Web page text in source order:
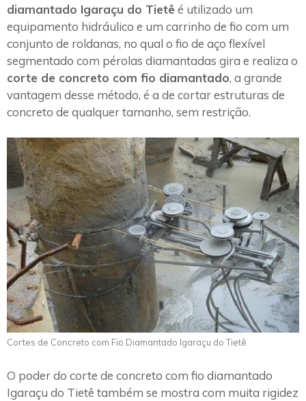
diamantado Igaraçu do Tietê é utilizado um
equipamento hidráulico e um carrinho de fio com um
conjunto de roldanas, no qual o fio de aço flexível
segmentado com pérolas diamantadas gira e realiza o
corte de concreto com fio diamantado, a grande
vantagem desse método, é a de cortar estruturas de
concreto de qualquer tamanho, sem restrição.
Cortes de Concreto com Fio Diamantado Igaraçu do Tietê
O poder do corte de concreto com fio diamantado
Igaraçu do Tietê também se mostra com muita rigidez